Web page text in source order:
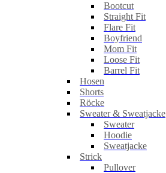
Bootcut
Straight Fit
Flare Fit
Boyfriend
Mom Fit
Loose Fit
Barrel Fit
Hosen
Shorts
Röcke
Sweater & Sweatjacke
Sweater
Hoodie
Sweatjacke
Strick
Pullover